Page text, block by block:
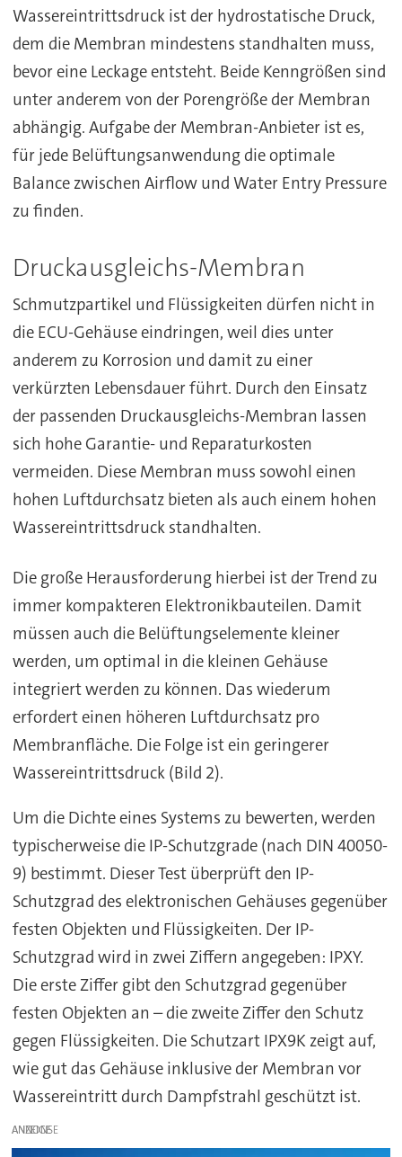
Wassereintrittsdruck ist der hydrostatische Druck,
dem die Membran mindestens standhalten muss,
bevor eine Leckage entsteht. Beide Kenngrößen sind
unter anderem von der Porengröße der Membran
abhängig. Aufgabe der Membran-Anbieter ist es,
für jede Belüftungsanwendung die optimale
Balance zwischen Airflow und Water Entry Pressure
zu finden.
Druckausgleichs-Membran
Schmutzpartikel und Flüssigkeiten dürfen nicht in
die ECU-Gehäuse eindringen, weil dies unter
anderem zu Korrosion und damit zu einer
verkürzten Lebensdauer führt. Durch den Einsatz
der passenden Druckausgleichs-Membran lassen
sich hohe Garantie- und Reparaturkosten
vermeiden. Diese Membran muss sowohl einen
hohen Luftdurchsatz bieten als auch einem hohen
Wassereintrittsdruck standhalten.
Die große Herausforderung hierbei ist der Trend zu
immer kompakteren Elektronikbauteilen. Damit
müssen auch die Belüftungselemente kleiner
werden, um optimal in die kleinen Gehäuse
integriert werden zu können. Das wiederum
erfordert einen höheren Luftdurchsatz pro
Membranfläche. Die Folge ist ein geringerer
Wassereintrittsdruck (Bild 2).
Um die Dichte eines Systems zu bewerten, werden
typischerweise die IP-Schutzgrade (nach DIN 40050-
9) bestimmt. Dieser Test überprüft den IP-
Schutzgrad des elektronischen Gehäuses gegenüber
festen Objekten und Flüssigkeiten. Der IP-
Schutzgrad wird in zwei Ziffern angegeben: IPXY.
Die erste Ziffer gibt den Schutzgrad gegenüber
festen Objekten an – die zweite Ziffer den Schutz
gegen Flüssigkeiten. Die Schutzart IPX9K zeigt auf,
wie gut das Gehäuse inklusive der Membran vor
Wassereintritt durch Dampfstrahl geschützt ist.
ANZEIGE